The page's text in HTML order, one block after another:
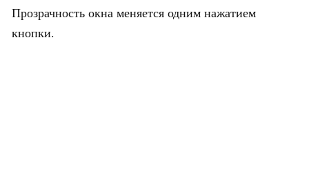
Прозрачность окна меняется одним нажатием
кнопки.